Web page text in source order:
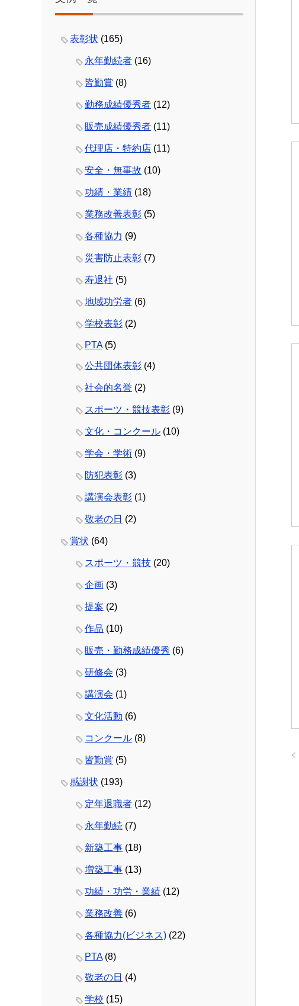
表彰状 (165)
永年勤続者 (16)
皆勤賞 (8)
勤務成績優秀者 (12)
販売成績優秀者 (11)
代理店・特約店 (11)
安全・無事故 (10)
功績・業績 (18)
業務改善表彰 (5)
各種協力 (9)
災害防止表彰 (7)
寿退社 (5)
地域功労者 (6)
学校表彰 (2)
PTA(5)
公共団体表彰 (4)
社会的名誉 (2)
スポーツ・競技表彰 (9)
文化・コンクール (10)
学会・学術 (9)
防犯表彰 (3)
講演会表彰 (1)
敬老の日 (2)
賞状 (64)
スポーツ・競技 (20)
企画 (3)
提案 (2)
作品 (10)
販売・勤務成績優秀 (6)
研修会 (3)
講演会 (1)
文化活動 (6)
コンクール (8)
皆勤賞 (5)
感謝状 (193)
定年退職者 (12)
永年勤続 (7)
新築工事 (18)
増築工事 (13)
功績・功労・業績 (12)
業務改善 (6)
各種協力(ビジネス) (22)
PTA(8)
敬老の日 (4)
学校 (15)